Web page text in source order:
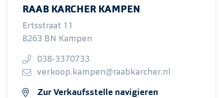
RAAB KARCHER KAMPEN
Ertsstraat 11
8263 BN Kampen
038-3370733
verkoop.kampen@raabkarcher.nl
Zur Verkaufsstelle navigieren